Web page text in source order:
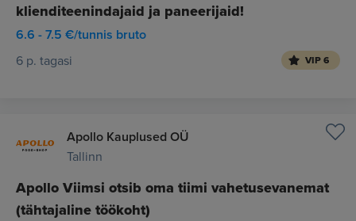
klienditeenindajaid ja paneerijaid!
6.6 - 7.5 €/tunnis bruto
6 p. tagasi VIP 6
Apollo Kauplused OÜ
Tallinn
Apollo Viimsi otsib oma tiimi vahetusevanemat
(tähtajaline töökoht)